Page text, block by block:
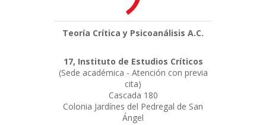
Teoría Crítica y Psicoanálisis A.C.
17, Instituto de Estudios Críticos
(Sede académica - Atención con previa
cita)
Cascada 180
Colonia Jardínes del Pedregal de San
Ángel